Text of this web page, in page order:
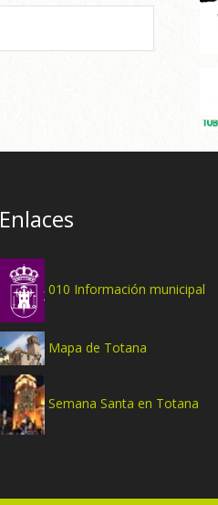
Enlaces
010 Información municipal
Mapa de Totana
Semana Santa en Totana